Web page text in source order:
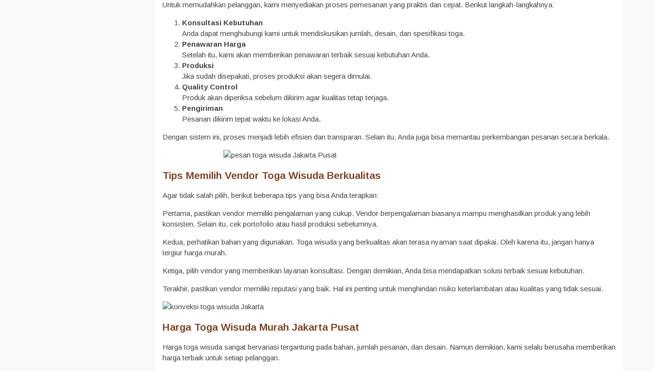
Untuk memudahkan pelanggan, kami menyediakan proses pemesanan yang praktis dan cepat. Berikut langkah-langkahnya:
Konsultasi Kebutuhan
Anda dapat menghubungi kami untuk mendiskusikan jumlah, desain, dan spesifikasi toga.
Penawaran Harga
Setelah itu, kami akan memberikan penawaran terbaik sesuai kebutuhan Anda.
Produksi
Jika sudah disepakati, proses produksi akan segera dimulai.
Quality Control
Produk akan diperiksa sebelum dikirim agar kualitas tetap terjaga.
Pengiriman
Pesanan dikirim tepat waktu ke lokasi Anda.
Dengan sistem ini, proses menjadi lebih efisien dan transparan. Selain itu, Anda juga bisa memantau perkembangan pesanan secara berkala.
Tips Memilih Vendor Toga Wisuda Berkualitas
Agar tidak salah pilih, berikut beberapa tips yang bisa Anda terapkan:
Pertama, pastikan vendor memiliki pengalaman yang cukup. Vendor berpengalaman biasanya mampu menghasilkan produk yang lebih
konsisten. Selain itu, cek portofolio atau hasil produksi sebelumnya.
Kedua, perhatikan bahan yang digunakan. Toga wisuda yang berkualitas akan terasa nyaman saat dipakai. Oleh karena itu, jangan hanya
tergiur harga murah.
Ketiga, pilih vendor yang memberikan layanan konsultasi. Dengan demikian, Anda bisa mendapatkan solusi terbaik sesuai kebutuhan.
Terakhir, pastikan vendor memiliki reputasi yang baik. Hal ini penting untuk menghindari risiko keterlambatan atau kualitas yang tidak sesuai.
Harga Toga Wisuda Murah Jakarta Pusat
Harga toga wisuda sangat bervariasi tergantung pada bahan, jumlah pesanan, dan desain. Namun demikian, kami selalu berusaha memberikan
harga terbaik untuk setiap pelanggan.